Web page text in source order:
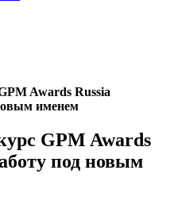
Awards Russia
именем
GPM Awards
под новым